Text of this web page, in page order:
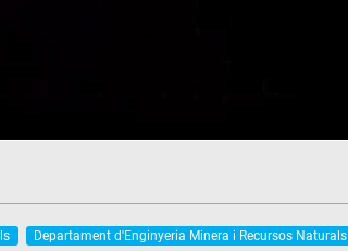
Departament d'Enginyeria Minera i Recursos Naturals